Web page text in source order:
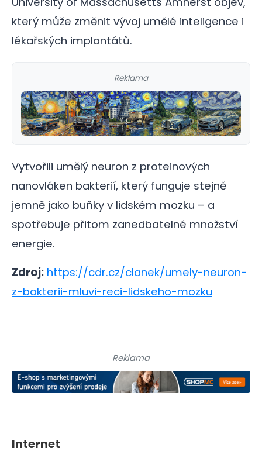
který může změnit vývoj umělé inteligence i
lékařských implantátů.
Reklama
Vytvořili umělý neuron z proteinových
nanovláken bakterií, který funguje stejně
jemně jako buňky v lidském mozku – a
spotřebuje přitom zanedbatelné množství
energie.
Zdroj: https://cdr.cz/clanek/umely-neuron-
z-bakterii-mluvi-reci-lidskeho-mozku
Reklama
Internet